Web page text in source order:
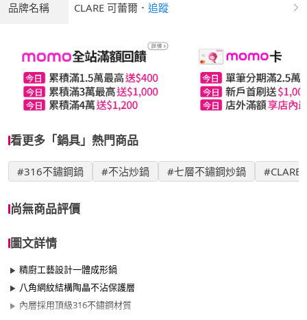
品牌名稱 CLARE 可蕾爾 ． 追蹤
看更多「鍋具」熱門商品
#316不鏽鋼鍋 #不沾炒鍋 #七層不鏽鋼炒鍋 #CLARE
尚無商品評價
圖文詳情
精廚工藝設計一體成形鍋
八角網紋結構陶晶不沾保護層
內層採用頂級316不鏽鋼材質